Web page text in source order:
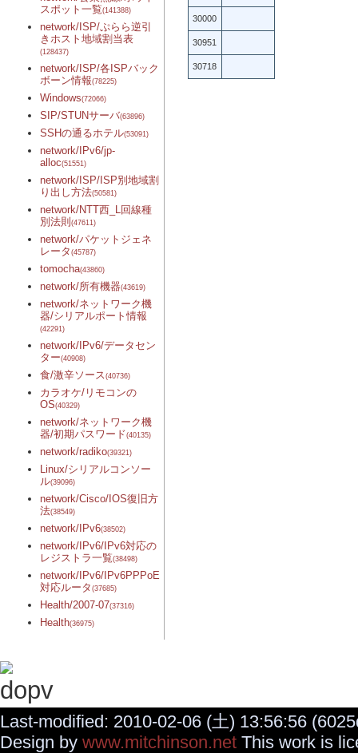
スポット一覧(141388)
network/ISP/ぷらら逆引
きホスト地域割当表
(128437)
network/ISP/各ISPバック
ボーン情報(78225)
Windows(72066)
SIP/STUNサーバ(63896)
SSHの通るホテル(53091)
network/IPv6/jp-
alloc(51551)
network/ISP/ISP別地域割
り出し方法(50581)
network/NTT西_L回線種
別法則(47611)
network/パケットジェネ
レータ (45787)
tomocha(43860)
network/所有機器(43619)
network/ネットワーク機
器/シリアルポート情報
(42291)
network/IPv6/データセン
ター(40908)
食/激辛ソース (40736)
カラオケ/リモコンの
OS(40329)
network/ネットワーク機
器/初期パスワード(40135)
network/radiko(39321)
Linux/シリアルコンソー
ル(39096)
network/Cisco/IOS復旧方
法(38549)
network/IPv6(38502)
network/IPv6/IPv6対応の
レジストラ一覧(38498)
network/IPv6/IPv6PPPoE
対応ルータ (37685)
Health/2007-07(37316)
Health(36975)
30000
30951
30718
Last-modified: 2010-02-06 (土) 13:56:56
Design by www.mitchinson.net This work is